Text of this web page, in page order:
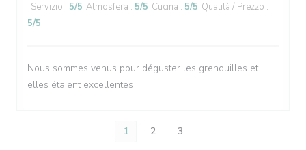
Servizio : 5/5 Atmosfera : 5/5 Cucina : 5/5 Qualità / Prezzo :
5/5
Nous sommes venus pour déguster les grenouilles et
elles étaient excellentes !
1 2 3